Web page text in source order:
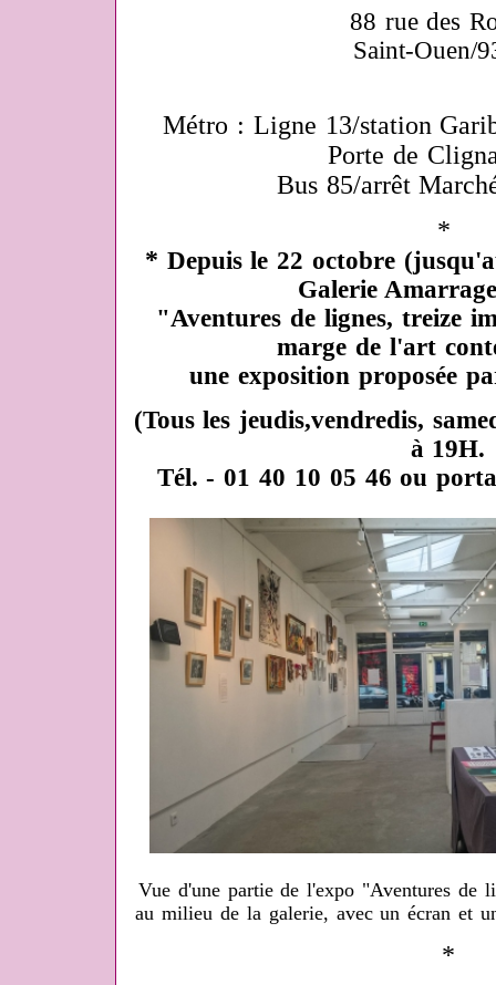
88 rue des
Saint-Ouen/
Métro : Ligne 13/station
Porte de
Bus 85/arrêt
*
* Depuis le 22 octobre
Galerie
"Aventures de lignes, treize
marge de l'art
une exposition proposée
(Tous les jeudis,vendredis,
à 19H.
Tél. - 01 40 10 05 46 ou
Vue d'une partie de l'expo "Aventures de
au milieu de la galerie, avec un écran et
*